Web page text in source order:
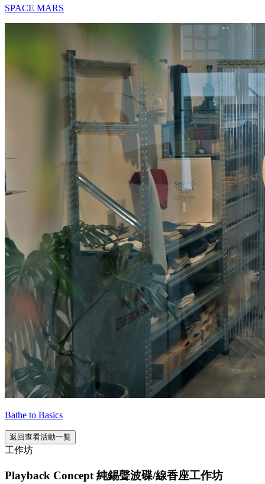
SPACE MARS
Bathe to Basics
返回查看活動一覧
工作坊
Playback Concept 純錫聲波碟/線香座工作坊